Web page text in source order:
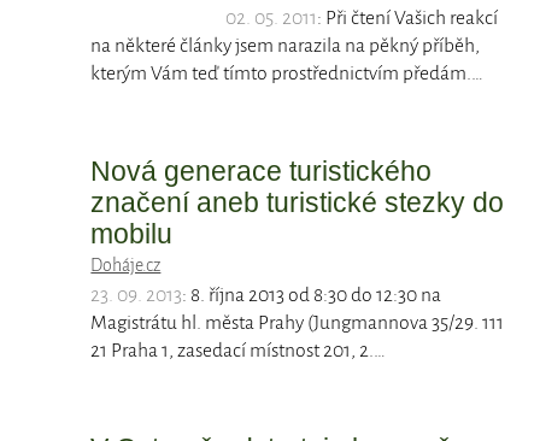
02. 05. 2011: Při čtení Vašich reakcí
na některé články jsem narazila na pěkný příběh,
kterým Vám teď tímto prostřednictvím předám.…
Nová generace turistického
značení aneb turistické stezky do
mobilu
Doháje.cz
23. 09. 2013: 8. října 2013 od 8:30 do 12:30 na
Magistrátu hl. města Prahy (Jungmannova 35/29. 111
21 Praha 1, zasedací místnost 201, 2.…